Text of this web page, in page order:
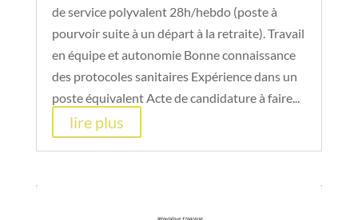
de service polyvalent 28h/hebdo (poste à
pourvoir suite à un départ à la retraite). Travail
en équipe et autonomie Bonne connaissance
des protocoles sanitaires Expérience dans un
poste équivalent Acte de candidature à faire...
lire plus